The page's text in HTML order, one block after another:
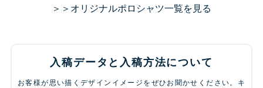
＞＞オリジナルポロシャツ一覧を見る
入稿データと入稿方法について
お客様が思い描くデザインイメージをぜひお聞かせください。キ